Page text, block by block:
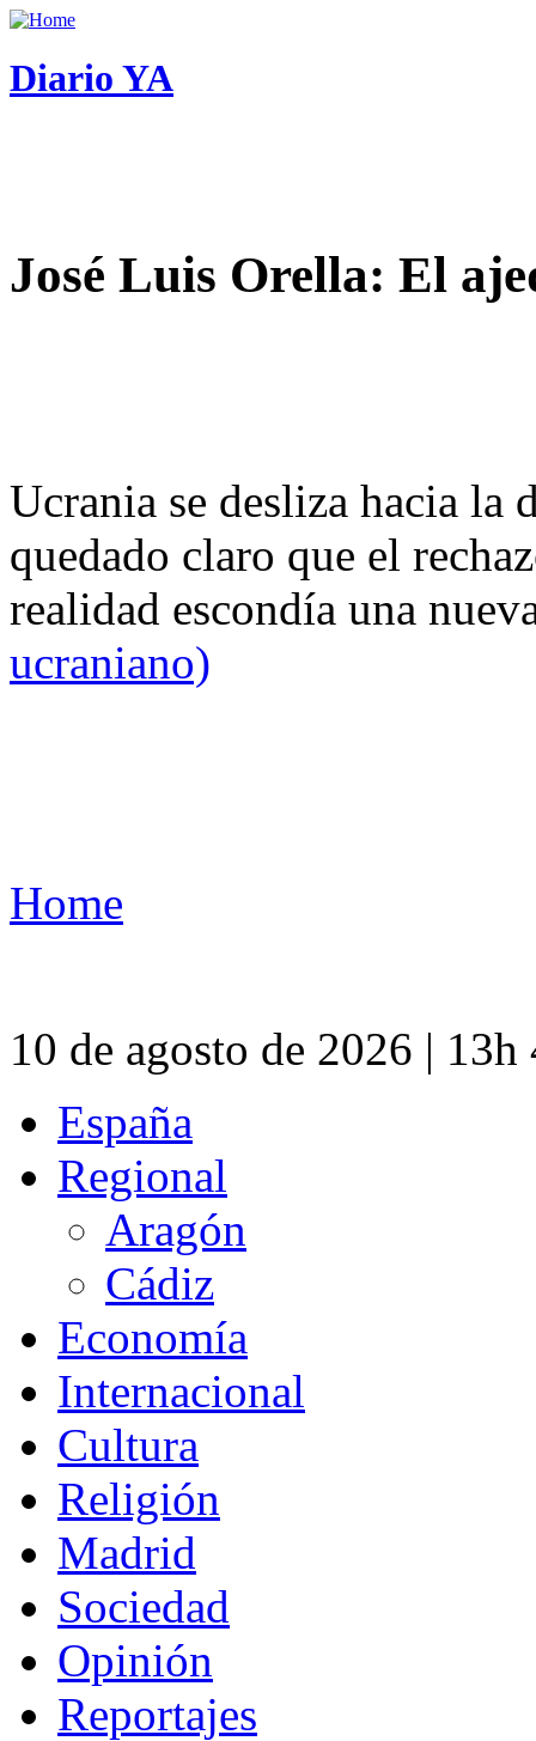
Diario YA
José Luis Orella: El
Ucrania se desliza hacia
quedado claro que el
realidad escondía una
ucraniano)
Home
10 de agosto de 2026 |
España
Regional
Aragón
Cádiz
Economía
Internacional
Cultura
Religión
Madrid
Sociedad
Opinión
Reportajes